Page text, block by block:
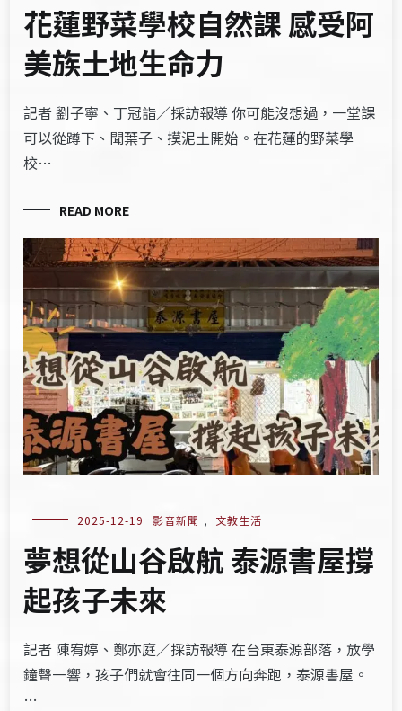
花蓮野菜學校自然課 感受阿
美族土地生命力
記者 劉子寧、丁冠詣／採訪報導 你可能沒想過，一堂課
可以從蹲下、聞葉子、摸泥土開始。在花蓮的野菜學
校…
READ MORE
2025-12-19 影音新聞 , 文教生活
夢想從山谷啟航 泰源書屋撐
起孩子未來
記者 陳宥婷、鄭亦庭／採訪報導 在台東泰源部落，放學
鐘聲一響，孩子們就會往同一個方向奔跑，泰源書屋。
…